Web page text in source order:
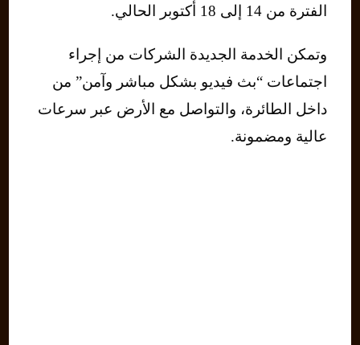
الفترة من 14 إلى 18 أكتوبر الحالي.
وتمكن الخدمة الجديدة الشركات من إجراء
اجتماعات “بث فيديو بشكل مباشر وآمن” من
داخل الطائرة، والتواصل مع الأرض عبر سرعات
عالية ومضمونة.